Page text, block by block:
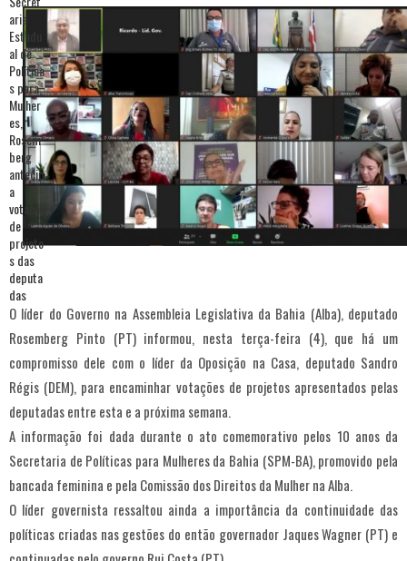
O líder do Governo na Assembleia Legislativa da Bahia (Alba), deputado
Rosemberg Pinto (PT) informou, nesta terça-feira (4), que há um
compromisso dele com o líder da Oposição na Casa, deputado Sandro
Régis (DEM), para encaminhar votações de projetos apresentados pelas
deputadas entre esta e a próxima semana.
A informação foi dada durante o ato comemorativo pelos 10 anos da
Secretaria de Políticas para Mulheres da Bahia (SPM-BA), promovido pela
bancada feminina e pela Comissão dos Direitos da Mulher na Alba.
O líder governista ressaltou ainda a importância da continuidade das
políticas criadas nas gestões do então governador Jaques Wagner (PT) e